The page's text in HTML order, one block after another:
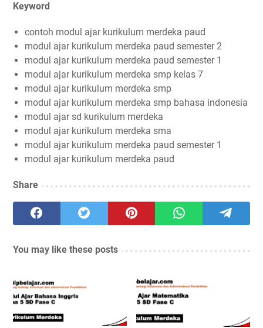
Keyword
contoh modul ajar kurikulum merdeka paud
modul ajar kurikulum merdeka paud semester 2
modul ajar kurikulum merdeka paud semester 1
modul ajar kurikulum merdeka smp kelas 7
modul ajar kurikulum merdeka smp
modul ajar kurikulum merdeka smp bahasa indonesia
modul ajar sd kurikulum merdeka
modul ajar kurikulum merdeka sma
modul ajar kurikulum merdeka paud semester 1
modul ajar kurikulum merdeka paud
Share
You may like these posts